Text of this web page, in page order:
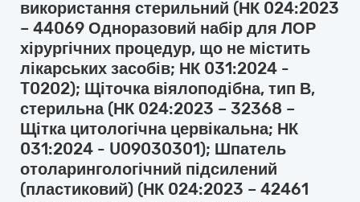
використання стерильний (НК 024:2023
– 44069 Одноразовий набір для ЛОР
хірургічних процедур, що не містить
лікарських засобів; НК 031:2024 -
T0202); Щіточка віялоподібна, тип В,
стерильна (НК 024:2023 – 32368 –
Щітка цитологічна цервікальна; НК
031:2024 - U09030301); Шпатель
отоларингологічний підсилений
(пластиковий) (НК 024:2023 – 42461